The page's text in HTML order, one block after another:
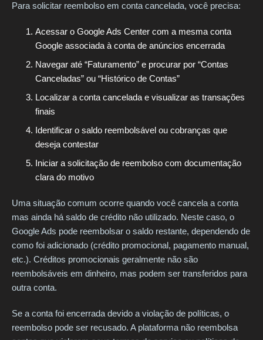
Para solicitar reembolso em conta cancelada, você precisa:
Acessar o Google Ads Center com a mesma conta
Google associada à conta de anúncios encerrada
Navegar até “Faturamento” e procurar por “Contas
Canceladas” ou “Histórico de Contas”
Localizar a conta cancelada e visualizar as transações
finais
Identificar o saldo reembolsável ou cobranças que
deseja contestar
Iniciar a solicitação de reembolso com documentação
clara do motivo
Uma situação comum ocorre quando você cancela a conta
mas ainda há saldo de crédito não utilizado. Neste caso, o
Google Ads pode reembolsar o saldo restante, dependendo de
como foi adicionado (crédito promocional, pagamento manual,
etc.). Créditos promocionais geralmente não são
reembolsáveis em dinheiro, mas podem ser transferidos para
outra conta.
Se a conta foi encerrada devido a violação de políticas, o
reembolso pode ser recusado. A plataforma não reembolsa